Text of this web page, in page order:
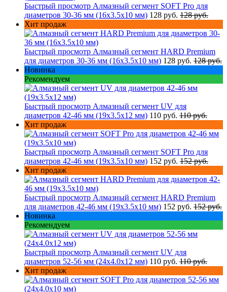
Быстрый просмотр Алмазный сегмент SOFT Pro для
диаметров 30-36 мм (16х3.5х10 мм) 128 руб. 128 руб.
Хит продаж
Быстрый просмотр Алмазный сегмент HARD Premium
для диаметров 30-36 мм (16х3.5х10 мм) 128 руб. 128 руб.
Новинка
Рекомендуем
Быстрый просмотр Алмазный сегмент UV для
диаметров 42-46 мм (19х3.5х12 мм) 110 руб. 110 руб.
Хит продаж
Быстрый просмотр Алмазный сегмент SOFT Pro для
диаметров 42-46 мм (19х3.5х10 мм) 152 руб. 152 руб.
Хит продаж
Быстрый просмотр Алмазный сегмент HARD Premium
для диаметров 42-46 мм (19х3.5х10 мм) 152 руб. 152 руб.
Новинка
Рекомендуем
Быстрый просмотр Алмазный сегмент UV для
диаметров 52-56 мм (24х4.0х12 мм) 110 руб. 110 руб.
Хит продаж